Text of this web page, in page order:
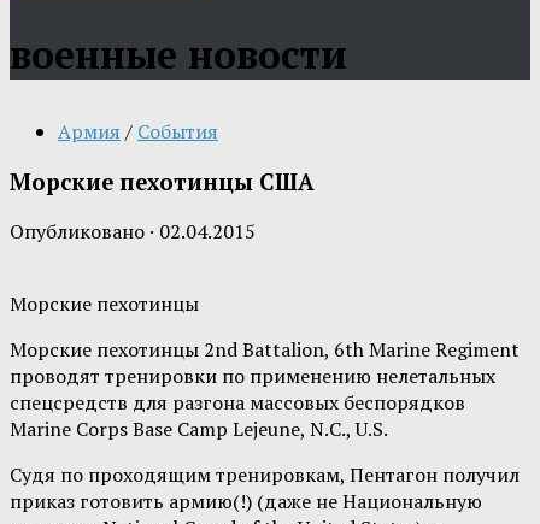
военные новости
Армия / События
Морские пехотинцы США
Опубликовано · 02.04.2015
Морские пехотинцы
Морские пехотинцы 2nd Battalion, 6th Marine Regiment
проводят тренировки по применению нелетальных
спецсредств для разгона массовых беспорядков
Marine Corps Base Camp Lejeune, N.C., U.S.
Судя по проходящим тренировкам, Пентагон получил
приказ готовить армию(!) (даже не Национальную